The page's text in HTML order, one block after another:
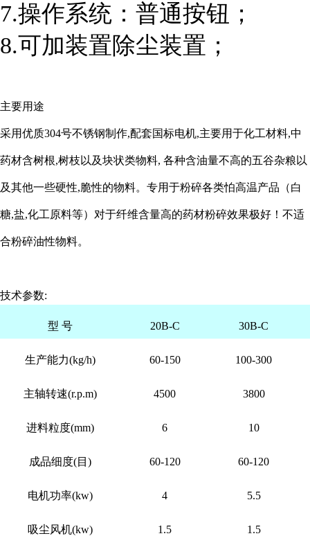
7.操作系统：普通按钮；
8.可加装置除尘装置；
主要用途
采用优质304号不锈钢制作,配套国标电机,主要用于化工材料,中
药材含树根,树枝以及块状类物料, 各种含油量不高的五谷杂粮以
及其他一些硬性,脆性的物料。专用于粉碎各类怕高温产品（白
糖,盐,化工原料等）对于纤维含量高的药材粉碎效果极好！不适
合粉碎油性物料。
技术参数:
型 号 20B-C 30B-C
生产能力(kg/h) 60-150 100-300
主轴转速(r.p.m) 4500 3800
进料粒度(mm) 6 10
成品细度(目) 60-120 60-120
电机功率(kw) 4 5.5
吸尘风机(kw) 1.5 1.5